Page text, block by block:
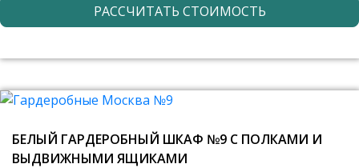
РАССЧИТАТЬ СТОИМОСТЬ
БЕЛЫЙ ГАРДЕРОБНЫЙ ШКАФ №9 С ПОЛКАМИ И
ВЫДВИЖНЫМИ ЯЩИКАМИ